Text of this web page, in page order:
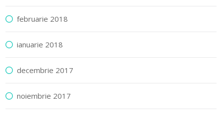
februarie 2018
ianuarie 2018
decembrie 2017
noiembrie 2017